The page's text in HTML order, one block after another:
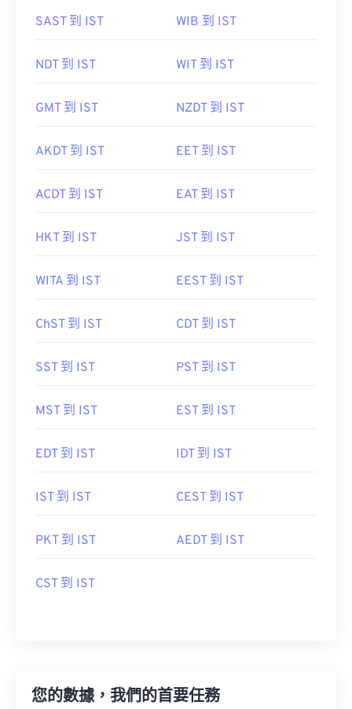
SAST 到 IST WIB 到 IST
NDT 到 IST WIT 到 IST
GMT 到 IST NZDT 到 IST
AKDT 到 IST EET 到 IST
ACDT 到 IST EAT 到 IST
HKT 到 IST JST 到 IST
WITA 到 IST EEST 到 IST
ChST 到 IST CDT 到 IST
SST 到 IST PST 到 IST
MST 到 IST EST 到 IST
EDT 到 IST IDT 到 IST
IST 到 IST CEST 到 IST
PKT 到 IST AEDT 到 IST
CST 到 IST
您的數據，我們的首要任務